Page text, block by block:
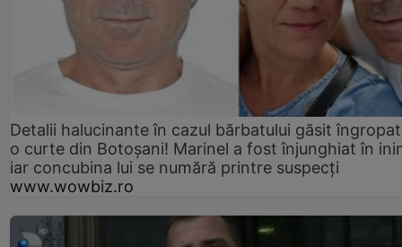
Detalii halucinante în cazul bărbatului găsit
o curte din Botoșani! Marinel a fost înjunghiat în
iar concubina lui se numără printre suspecți
www.wowbiz.ro